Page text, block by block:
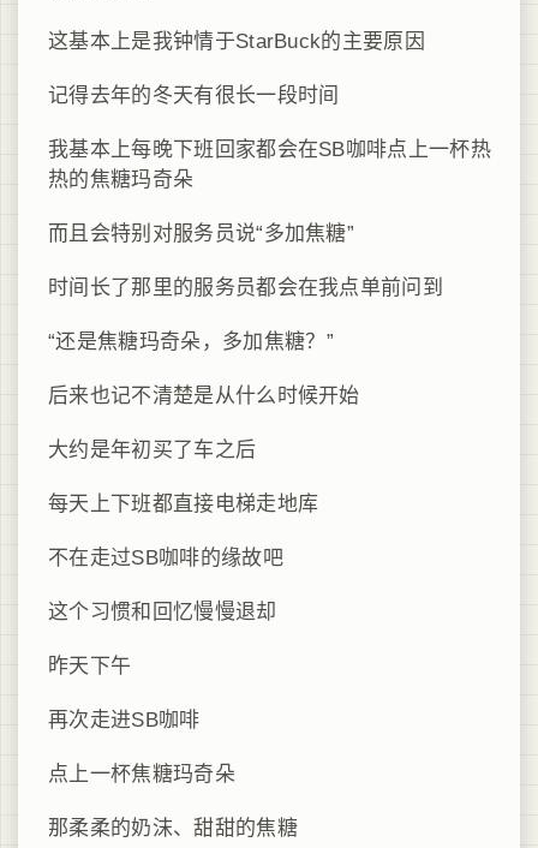
这基本上是我钟情于StarBuck的主要原因
记得去年的冬天有很长一段时间
我基本上每晚下班回家都会在SB咖啡点上一杯热
热的焦糖玛奇朵
而且会特别对服务员说“多加焦糖”
时间长了那里的服务员都会在我点单前问到
“还是焦糖玛奇朵，多加焦糖？ ”
后来也记不清楚是从什么时候开始
大约是年初买了车之后
每天上下班都直接电梯走地库
不在走过SB咖啡的缘故吧
这个习惯和回忆慢慢退却
昨天下午
再次走进SB咖啡
点上一杯焦糖玛奇朵
那柔柔的奶沫、甜甜的焦糖